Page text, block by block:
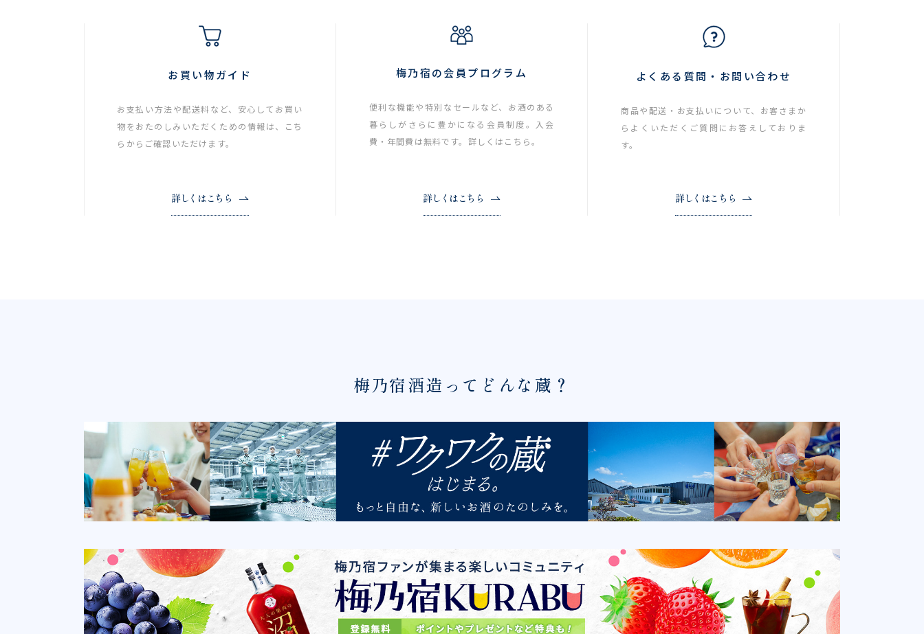
お買い物ガイド
お支払い方法や配送料など、安心してお買い
物をおたのしみいただくための情報は、こち
らからご確認いただけます。
詳しくはこちら
梅乃宿の会員プログラム
便利な機能や特別なセールなど、お酒のある
暮らしがさらに豊かになる会員制度。入会
費・年間費は無料です。詳しくはこちら。
詳しくはこちら
よくある質問・お問い合わせ
商品や配送・お支払いについて、お客さまか
らよくいただくご質問にお答えしておりま
す。
詳しくはこちら
梅乃宿酒造ってどんな蔵？